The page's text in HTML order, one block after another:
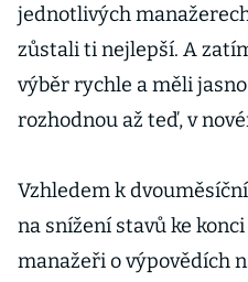
jednotlivých
zůstali ti nejlepší. A
výběr rychle a měli
rozhodnou až teď, v
Vzhledem k
na snížení stavů ke
manažeři o výpovědích